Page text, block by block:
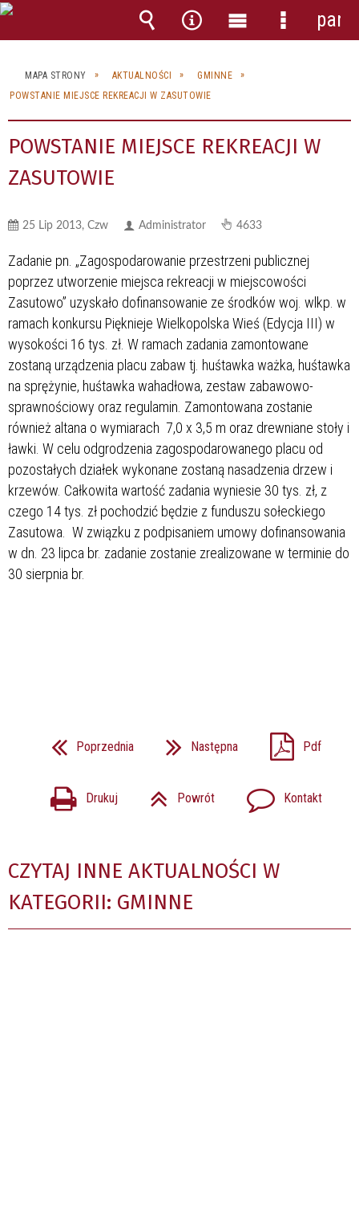
MAPA STRONY AKTUALNOŚCI
GMINNE
POWSTANIE MIEJSCE REKREACJI W ZASUTOWIE
POWSTANIE MIEJSCE REKREACJI W
ZASUTOWIE
25 Lip 2013, Czw Administrator 4633
Zadanie pn. „Zagospodarowanie przestrzeni publicznej
poprzez utworzenie miejsca rekreacji w miejscowości
Zasutowo” uzyskało dofinansowanie ze środków woj. wlkp. w
ramach konkursu Pięknieje Wielkopolska Wieś (Edycja III) w
wysokości 16 tys. zł. W ramach zadania zamontowane
zostaną urządzenia placu zabaw tj. huśtawka ważka, huśtawka
na sprężynie, huśtawka wahadłowa, zestaw zabawowo-
sprawnościowy oraz regulamin. Zamontowana zostanie
również altana o wymiarach 7,0 x 3,5 m oraz drewniane stoły i
ławki. W celu odgrodzenia zagospodarowanego placu od
pozostałych działek wykonane zostaną nasadzenia drzew i
krzewów. Całkowita wartość zadania wyniesie 30 tys. zł, z
czego 14 tys. zł pochodzić będzie z funduszu sołeckiego
Zasutowa. W związku z podpisaniem umowy dofinansowania
w dn. 23 lipca br. zadanie zostanie zrealizowane w terminie do
30 sierpnia br.
Poprzednia Następna Pdf
Drukuj Powrót Kontakt
CZYTAJ INNE AKTUALNOŚCI W
KATEGORII: GMINNE
Wyszukiwarka
Narzędzia
Menu
główne
Menu